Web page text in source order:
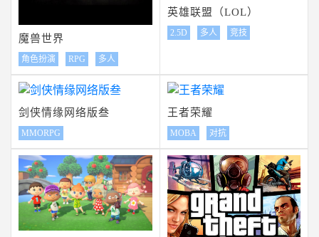
魔兽世界
角色扮演 RPG 多人
英雄联盟（LOL）
2.5D 多人 竞技
剑侠情缘网络版叁
MMORPG
王者荣耀
MOBA 对抗